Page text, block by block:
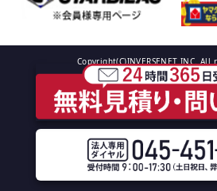
Copyright(C)INVERSENET INC. All